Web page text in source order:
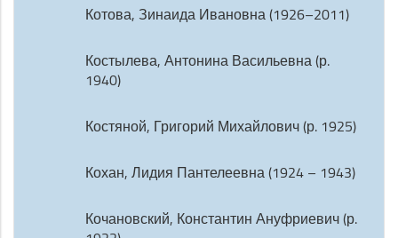
Котова, Зинаида Ивановна (1926–2011)
Костылева, Антонина Васильевна (р.
1940)
Костяной, Григорий Михайлович (р. 1925)
Кохан, Лидия Пантелеевна (1924 – 1943)
Кочановский, Константин Ануфриевич (р.